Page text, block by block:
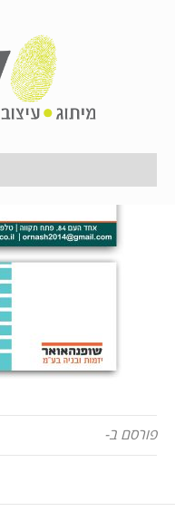
12 בינואר 2017
פורסם ב-